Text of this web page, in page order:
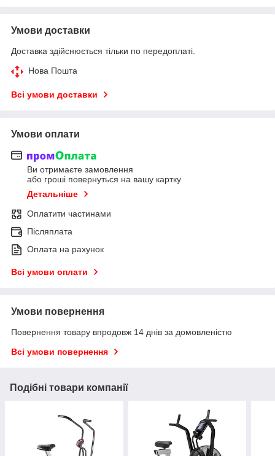
Умови доставки
Доставка здійснюється тільки по передоплаті.
Нова Пошта
Всі умови доставки
Умови оплати
Ви отримаєте замовлення
або гроші повернуться на вашу картку
Детальніше
Оплатити частинами
Післяплата
Оплата на рахунок
Всі умови оплати
Умови повернення
Повернення товару впродовж 14 днів за домовленістю
Всі умови повернення
Подібні товари компанії